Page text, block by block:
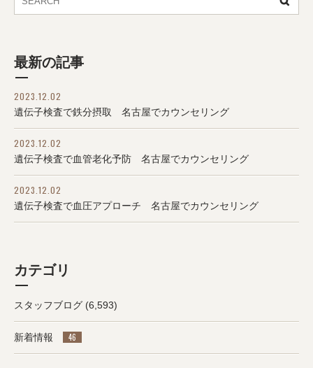
最新の記事
2023.12.02
遺伝子検査で鉄分摂取 名古屋でカウンセリング
2023.12.02
遺伝子検査で血管老化予防 名古屋でカウンセリング
2023.12.02
遺伝子検査で血圧アプローチ 名古屋でカウンセリング
カテゴリ
スタッフブログ (6,593)
新着情報 46